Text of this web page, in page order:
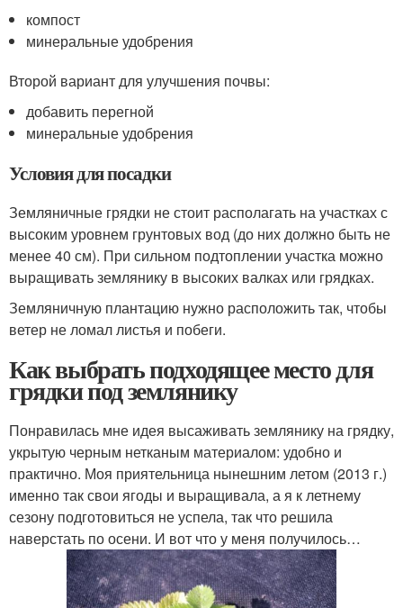
компост
минеральные удобрения
Второй вариант для улучшения почвы:
добавить перегной
минеральные удобрения
Условия для посадки
Земляничные грядки не стоит располагать на участках с
высоким уровнем грунтовых вод (до них должно быть не
менее 40 см). При сильном подтоплении участка можно
выращивать землянику в высоких валках или грядках.
Земляничную плантацию нужно расположить так, чтобы
ветер не ломал листья и побеги.
Как выбрать подходящее место для
грядки под землянику
Понравилась мне идея высаживать землянику на грядку,
укрытую черным нетканым материалом: удобно и
практично. Моя приятельница нынешним летом (2013 г.)
именно так свои ягоды и выращивала, а я к летнему
сезону подготовиться не успела, так что решила
наверстать по осени. И вот что у меня получилось…